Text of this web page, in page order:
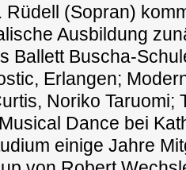
Rüdell (Sopran)
Ausbildung
Ballett Buscha-
Erlangen;
Noriko Taruomi;
Dance bei
einige Jahre